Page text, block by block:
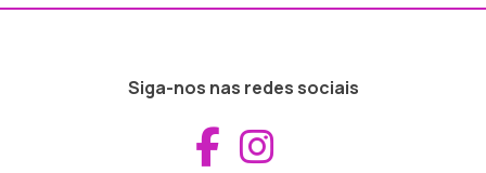
Siga-nos nas redes sociais
Aceder ao